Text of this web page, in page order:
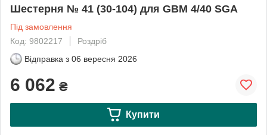
Шестерня № 41 (30-104) для GBM 4/40 SGA
Під замовлення
Код: 9802217
Роздріб
Відправка з 06 вересня 2026
6 062 ₴
Купити